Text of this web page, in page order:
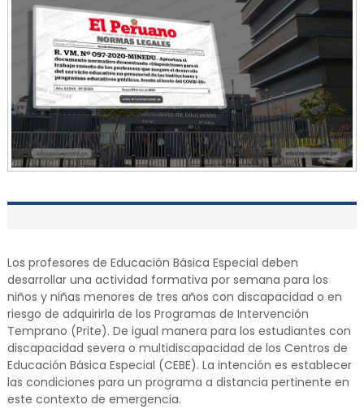
Los profesores de Educación Básica Especial deben
desarrollar una actividad formativa por semana para los
niños y niñas menores de tres años con discapacidad o en
riesgo de adquirirla de los Programas de Intervención
Temprano (Prite). De igual manera para los estudiantes con
discapacidad severa o multidiscapacidad de los Centros de
Educación Básica Especial (CEBE). La intención es establecer
las condiciones para un programa a distancia pertinente en
este contexto de emergencia.